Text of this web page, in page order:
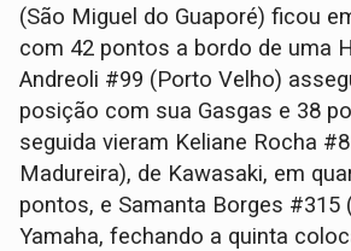
(São Miguel do Guaporé) ficou
com 42 pontos a bordo de uma
Andreoli #99 (Porto Velho)
posição com sua Gasgas e 38
seguida vieram Keliane Rocha
Madureira), de Kawasaki, em
pontos, e Samanta Borges #315
Yamaha, fechando a quinta